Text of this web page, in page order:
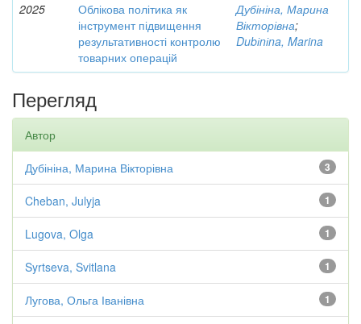
2025
Облікова політика як
інструмент підвищення
результативності контролю
товарних операцій
Дубініна, Марина
Вікторівна;
Dubіnіna, Marina
Перегляд
Автор
3
Дубініна, Марина Вікторівна
1
Cheban, Julyja
1
Lugova, Olga
1
Syrtseva, Svitlana
1
Лугова, Ольга Іванівна